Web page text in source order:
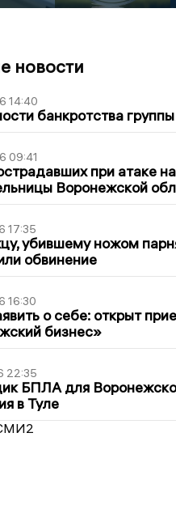
новости
14:40
банкротства
09:41
при атаке
Воронежской
17:35
убившему ножом
обвинение
16:30
о себе: открыт
бизнес»
22:35
БПЛА для
в Туле